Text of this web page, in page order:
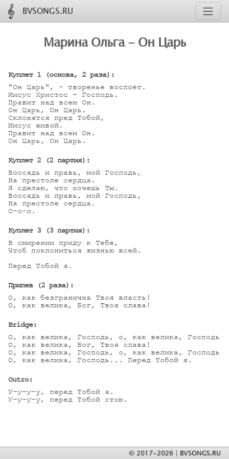
BVSONGS.RU
Марина Ольга - Он Царь
Куплет 1 (основа, 2 раза):
"Он Царь", - творенье воспоёт.
Иисус Христос – Господь.
Правит над всем Он.
Он Царь, Он Царь.
Склонятся пред Тобой,
Иисус живой.
Правит над всем Он.
Он Царь, Он Царь.
Куплет 2 (2 партия):
Воссядь и правь, мой Господь,
На престоле сердца.
Я сделаю, что хочешь Ты.
Воссядь и правь, мой Господь,
На престоле сердца.
О-о-о.
Куплет 3 (3 партия):
В смирении приду к Тебе,
Чтоб поклониться жизнью всей.
Перед Тобой я.
Припев (2 раза):
О, как безгранична Твоя власть!
О, как велика, Бог, Твоя слава!
Bridge:
О, как велика, Господь, о, как велика, Господь,
О, как велика, Бог, Твоя слава!
О, как велика, Господь, о, как велика, Господь,
О, как велика, Господь... Перед Тобой я.
Outro:
У-у-у-y, перед Тобой я.
У-у-у-y, перед Тобой стою.
© 2017-2026 | BVSONGS.RU